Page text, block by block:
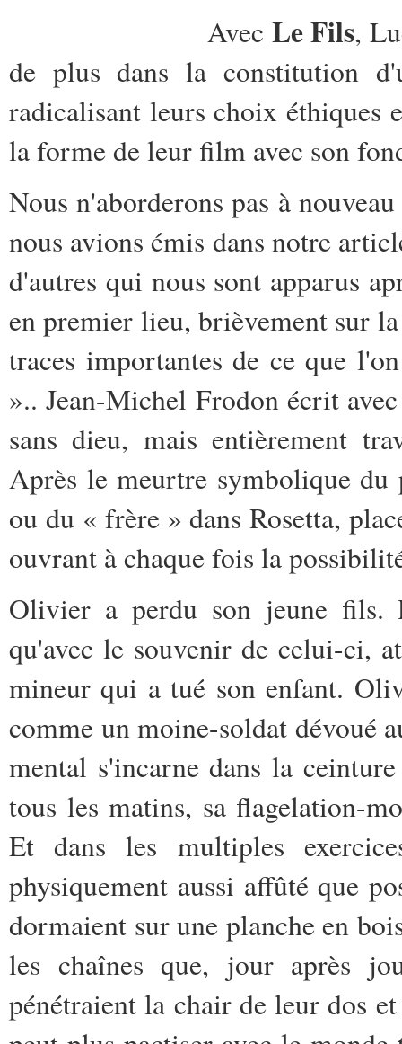
Avec Le Fils,
de plus dans la constitution
radicalisant leurs choix éthiques
la forme de leur film avec son
Nous n'aborderons pas à
nous avions émis dans notre
d'autres qui nous sont apparus
en premier lieu, brièvement sur
traces importantes de ce que
».. Jean-Michel Frodon écrit
sans dieu, mais entièrement
Après le meurtre symbolique du
ou du « frère » dans Rosetta,
ouvrant à chaque fois la
Olivier a perdu son jeune
qu'avec le souvenir de celui-ci,
mineur qui a tué son enfant.
comme un moine-soldat dévoué
mental s'incarne dans la
tous les matins, sa flagelation-
Et dans les multiples
physiquement aussi affûté que
dormaient sur une planche en
les chaînes que, jour après
pénétraient la chair de leur dos